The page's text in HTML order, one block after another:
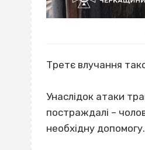
Третє влучання
Унаслідок атаки
постраждалі –
необхідну допомогу.